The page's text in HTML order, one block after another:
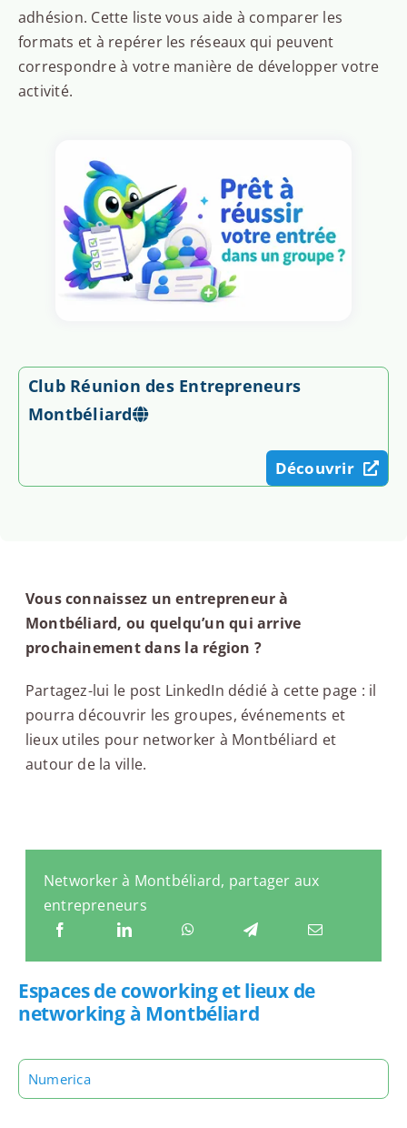
adhésion. Cette liste vous aide à comparer les
formats et à repérer les réseaux qui peuvent
correspondre à votre manière de développer votre
activité.
Club Réunion des Entrepreneurs
Montbéliard
Découvrir
Vous connaissez un entrepreneur à
Montbéliard, ou quelqu’un qui arrive
prochainement dans la région ?
Partagez-lui le post LinkedIn dédié à cette page : il
pourra découvrir les groupes, événements et
lieux utiles pour networker à Montbéliard et
autour de la ville.
Networker à Montbéliard, partager aux
entrepreneurs
Espaces de coworking et lieux de
networking à Montbéliard
Numerica